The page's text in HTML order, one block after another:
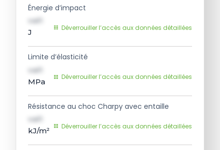
Énergie d’impact
val1
J
Déverrouiller l’accès aux données détaillées
Limite d’élasticité
val1
MPa
Déverrouiller l’accès aux données détaillées
Résistance au choc Charpy avec entaille
val1
kJ/m²
Déverrouiller l’accès aux données détaillées